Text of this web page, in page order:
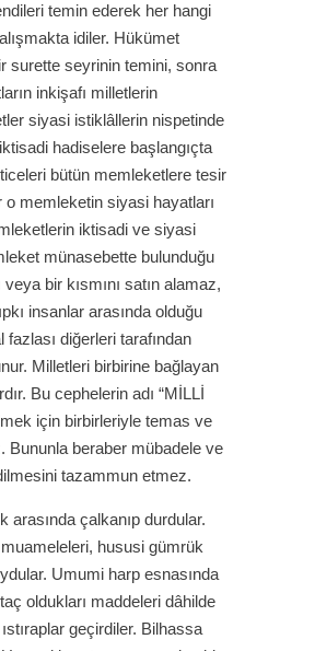
temin ederek her hangi
idiler. Hükümet
surette seyrinin temini, sonra
inkişafı milletlerin
siyasi istiklâllerin nispetinde
hadiselere başlangıçta
bütün memleketlere tesir
memleketin siyasi hayatları
iktisadi ve siyasi
münasebette bulunduğu
bir kısmını satın alamaz,
insanlar arasında olduğu
diğerleri tarafından
Milletleri birbirine bağlayan
Bu cephelerin adı “MİLLİ
için birbirleriyle temas ve
Bununla beraber mübadele ve
tazammun etmez.
çalkanıp durdular.
hususi gümrük
Umumi harp esnasında
oldukları maddeleri dâhilde
geçirdiler. Bilhassa